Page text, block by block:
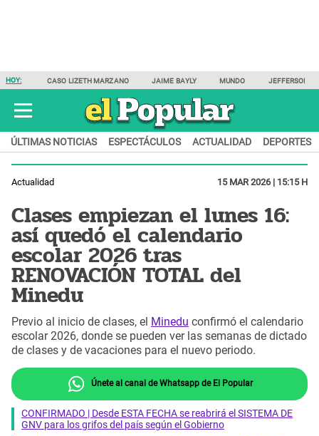
HOY: CASO LIZETH MARZANO JAIME BAYLY MUNDO JEFFERSON
ÚLTIMAS NOTICIAS ESPECTÁCULOS ACTUALIDAD DEPORTES
Actualidad 15 MAR 2026 | 15:15 H
Clases empiezan el lunes 16:
así quedó el calendario
escolar 2026 tras
RENOVACIÓN TOTAL del
Minedu
Previo al inicio de clases, el Minedu confirmó el calendario
escolar 2026, donde se pueden ver las semanas de dictado
de clases y de vacaciones para el nuevo periodo.
Únete al canal de Whatsapp de El Popular
CONFIRMADO | Desde ESTA FECHA se reabrirá el SISTEMA DE
GNV para los grifos del país según el Gobierno